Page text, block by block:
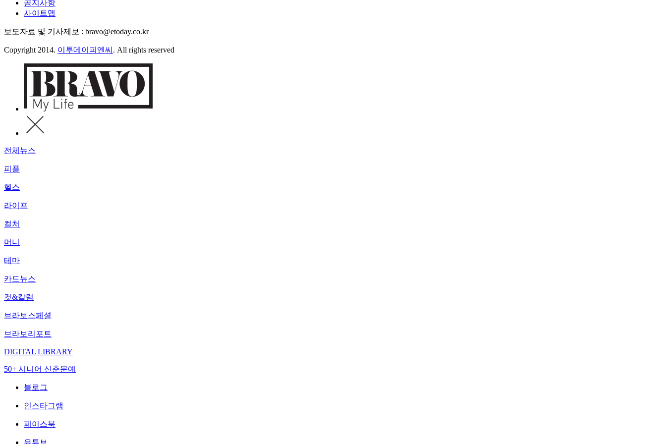
공지사항
사이트맵
보도자료 및 기사제보 : bravo@etoday.co.kr
Copyright 2014. 이투데이피엔씨 . All rights reserved
전체뉴스
피플
헬스
라이프
컬처
머니
테마
카드뉴스
컷&칼럼
브라보스페셜
브라보리포트
DIGITAL LIBRARY
50+ 시니어 신춘문예
블로그
인스타그램
페이스북